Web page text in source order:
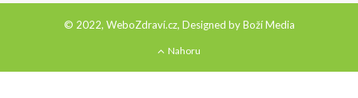
© 2022, WeboZdraví.cz, Designed byBoží Media
Nahoru